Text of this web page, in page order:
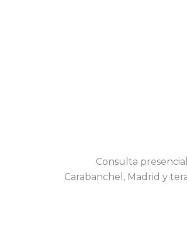
Consulta
Carabanchel, Madrid y